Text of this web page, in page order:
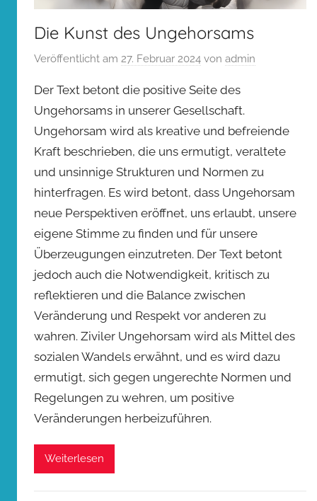
Die Kunst des Ungehorsams
Veröffentlicht am 27. Februar 2024 von admin
Der Text betont die positive Seite des
Ungehorsams in unserer Gesellschaft.
Ungehorsam wird als kreative und befreiende
Kraft beschrieben, die uns ermutigt, veraltete
und unsinnige Strukturen und Normen zu
hinterfragen. Es wird betont, dass Ungehorsam
neue Perspektiven eröffnet, uns erlaubt, unsere
eigene Stimme zu finden und für unsere
Überzeugungen einzutreten. Der Text betont
jedoch auch die Notwendigkeit, kritisch zu
reflektieren und die Balance zwischen
Veränderung und Respekt vor anderen zu
wahren. Ziviler Ungehorsam wird als Mittel des
sozialen Wandels erwähnt, und es wird dazu
ermutigt, sich gegen ungerechte Normen und
Regelungen zu wehren, um positive
Veränderungen herbeizuführen.
Weiterlesen